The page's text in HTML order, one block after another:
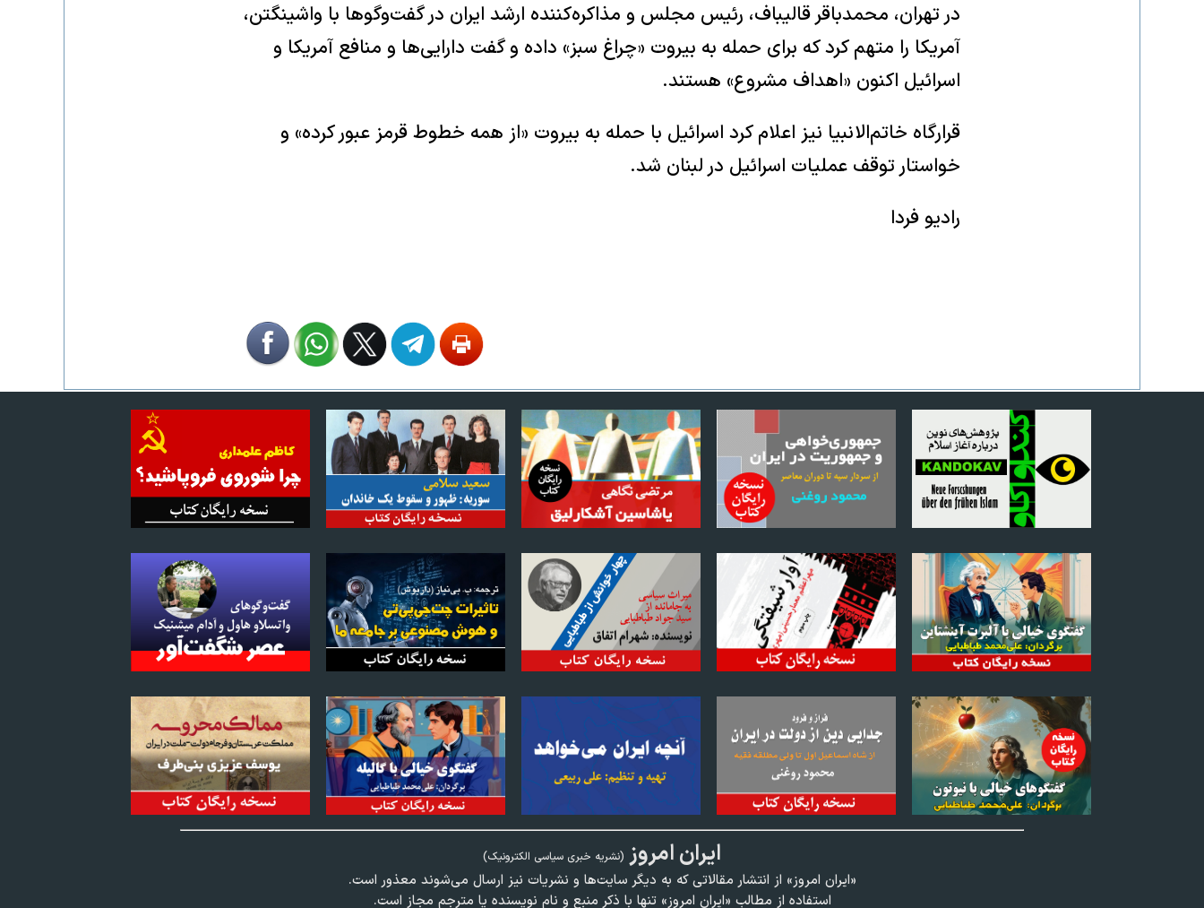
در تهران، محمدباقر قالیباف، رئیس مجلس و مذاکره‌کننده ارشد ایران در گفت‌وگوها با واشینگتن،
آمریکا را متهم کرد که برای حمله به بیروت «چراغ سبز» داده و گفت دارایی‌ها و منافع آمریکا و
اسرائیل اکنون «اهداف مشروع» هستند.
قرارگاه خاتم‌الانبیا نیز اعلام کرد اسرائیل با حمله به بیروت «از همه خطوط قرمز عبور کرده» و
خواستار توقف عملیات اسرائیل در لبنان شد.
رادیو فردا
ايران امروز (نشريه خبری سياسی الکترونیک)
«ايران امروز» از انتشار مقالاتی كه به ديگر سايت‌ها و نشريات نيز ارسال می‌شوند معذور است.
استفاده از مطالب «ايران امروز» تنها با ذكر منبع و نام نويسنده يا مترجم مجاز است.